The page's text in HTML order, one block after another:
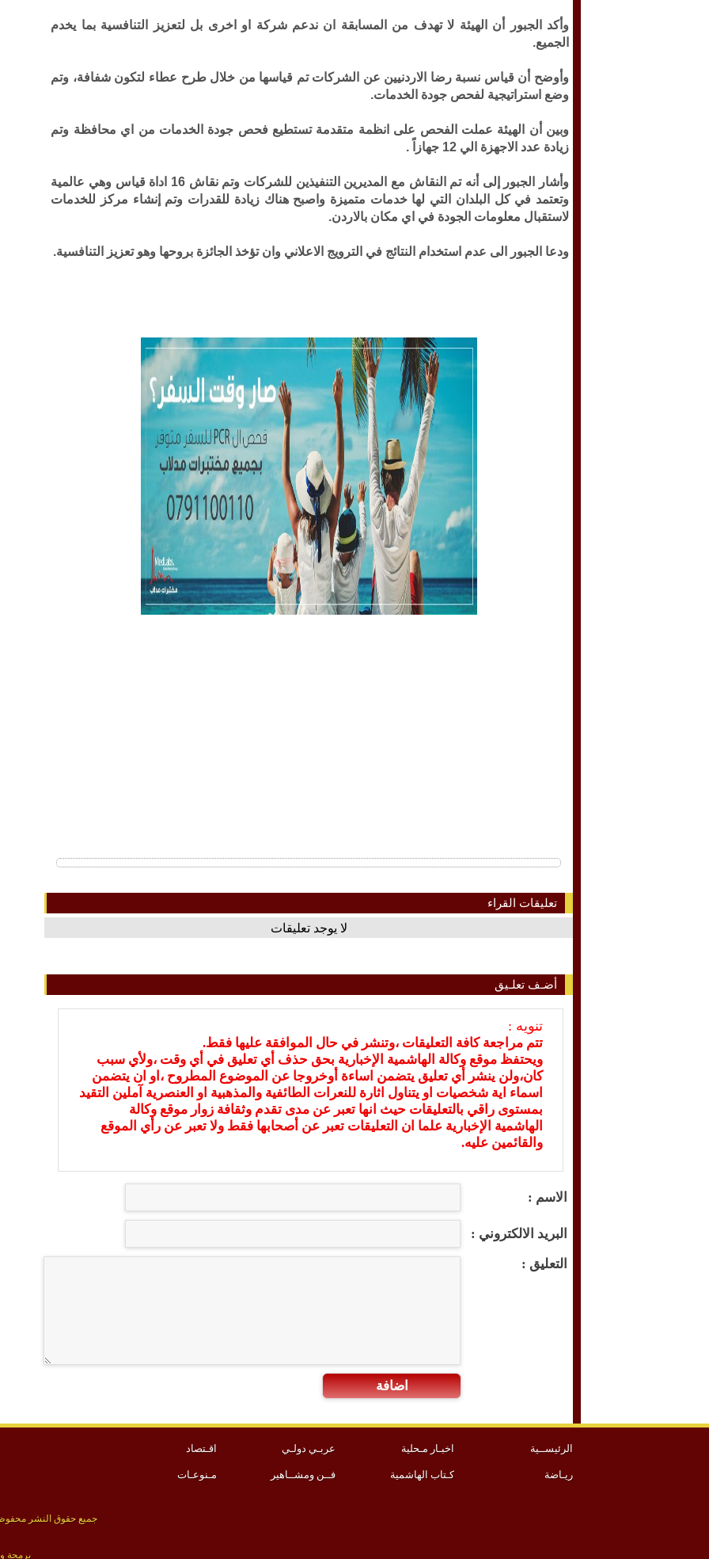
وأكد الجبور أن الهيئة لا تهدف من المسابقة ان ندعم شركة او اخرى بل لتعزيز التنافسية بما يخدم
الجميع.
وأوضح أن قياس نسبة رضا الاردنيين عن الشركات تم قياسها من خلال طرح عطاء لتكون شفافة، وتم
وضع استراتيجية لفحص جودة الخدمات.
وبين أن الهيئة عملت الفحص على انظمة متقدمة تستطيع فحص جودة الخدمات من اي محافظة وتم
زيادة عدد الاجهزة الي 12 جهازاً .
وأشار الجبور إلى أنه تم النقاش مع المديرين التنفيذين للشركات وتم نقاش 16 اداة قياس وهي عالمية
وتعتمد في كل البلدان التي لها خدمات متميزة واصبح هناك زيادة للقدرات وتم إنشاء مركز للخدمات
لاستقبال معلومات الجودة في اي مكان بالاردن.
ودعا الجبور الى عدم استخدام النتائج في الترويج الاعلاني وان تؤخذ الجائزة بروحها وهو تعزيز التنافسية.
تعليقات القراء
لا يوجد تعليقات
أضـف تعلـيق
تنويه :
تتم مراجعة كافة التعليقات ،وتنشر في حال الموافقة عليها فقط.
ويحتفظ موقع وكالة الهاشمية الإخبارية بحق حذف أي تعليق في أي وقت ،ولأي سبب
كان،ولن ينشر أي تعليق يتضمن اساءة أوخروجا عن الموضوع المطروح ،او ان يتضمن
اسماء اية شخصيات او يتناول اثارة للنعرات الطائفية والمذهبية او العنصرية آملين التقيد
بمستوى راقي بالتعليقات حيث انها تعبر عن مدى تقدم وثقافة زوار موقع وكالة
الهاشمية الإخبارية علما ان التعليقات تعبر عن أصحابها فقط ولا تعبر عن رأي الموقع
والقائمين عليه.
الاسم :
البريد الالكتروني :
التعليق :
اضافة
الرئيســية اخبـار مـحلية عربـي دولـي اقـتصاد
ريـاضة كـتاب الهاشمية فــن ومشــاهير مـنوعـات
جميع حقوق النشر
برمجة